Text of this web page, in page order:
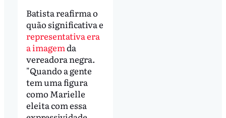
Batista reafirma o
quão significativa e
representativa era
a imagemda
vereadora negra.
"Quando a gente
tem uma figura
como Marielle
eleita com essa